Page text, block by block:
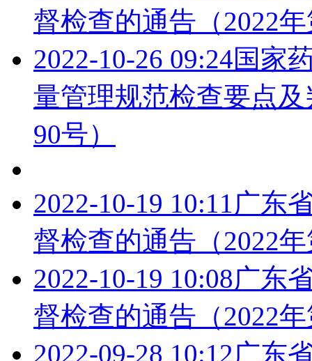
督检查的通告（2022
2022-10-26 09:24国家
量管理规范检查要点
90号）
2022-10-19 10:11广东
督检查的通告（2022
2022-10-19 10:08广东
督检查的通告（2022
2022-09-28 10:12广东